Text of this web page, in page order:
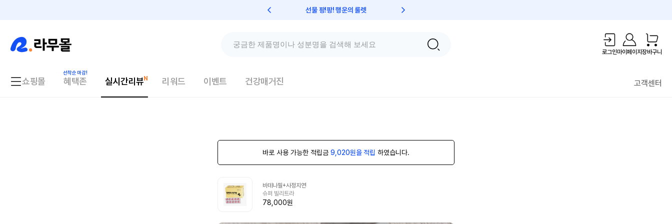
선물 팡!팡! 행운의 룰렛
로그인마이페이지장바구니
쇼핑몰 혜택존 실시간리뷰 리워드 이벤트 건강매거진 고객센터
바로 사용 가능한 적립금 9,020원을 적립 하였습니다.
바데나필+사정지연
슈퍼 빌리트라
78,000원